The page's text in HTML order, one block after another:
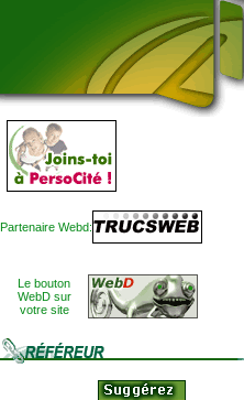
Partenaire Webd:
Le bouton
WebD sur
votre site